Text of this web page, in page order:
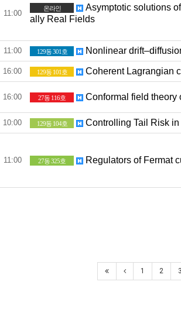
11:00
온라인
Asymptotic solutions
ally Real Fields
11:00 129동 301호 Nonlinear
16:00 129동 101호 Coherent Lagrangian
16:00 27동 116호 Conformal field theory
10:00 129동 104호 Controlling Tail Risk
11:00 27동 325호 Regulators of Fermat
1 2 3